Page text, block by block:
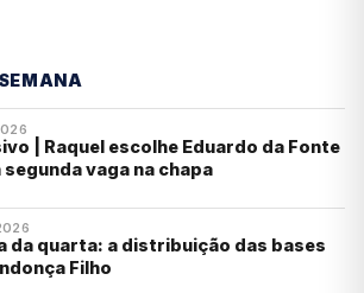
| Raquel escolhe Eduardo da Fonte
segunda vaga na chapa
da quarta: a distribuição das bases
Filho